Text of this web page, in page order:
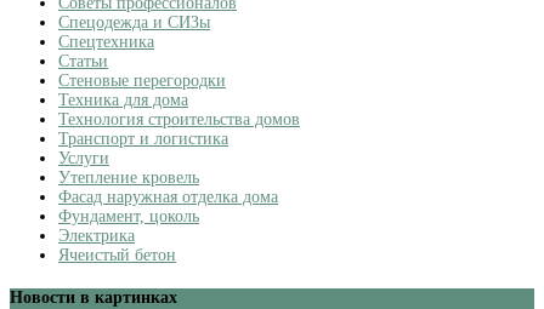
Спецодежда и СИЗы
Спецтехника
Статьи
Стеновые перегородки
Техника для дома
Технология строительства домов
Транспорт и логистика
Услуги
Утепление кровель
Фасад наружная отделка дома
Фундамент, цоколь
Электрика
Ячеистый бетон
Новости в картинках